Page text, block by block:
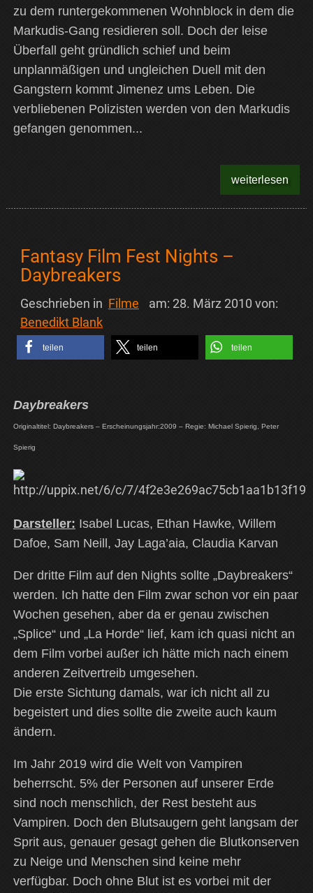
zu dem runtergekommenen Wohnblock in dem die
Markudis-Gang residieren soll. Doch der leise
Überfall geht gründlich schief und beim
unplanmäßigen und ungleichen Duell mit den
Gangstern kommt Jimenez ums Leben. Die
verbliebenen Polizisten werden von den Markudis
gefangen genommen...
weiterlesen
Fantasy Film Fest Nights –
Daybreakers
Geschrieben in Filme am: 28. März 2010 von:
Benedikt Blank
teilen teilen teilen
Daybreakers
Originaltitel: Daybreakers – Erscheinungsjahr:2009 – Regie: Michael Spierig, Peter
Spierig
Darsteller: Isabel Lucas, Ethan Hawke, Willem
Dafoe, Sam Neill, Jay Laga’aia, Claudia Karvan
Der dritte Film auf den Nights sollte „Daybreakers“
werden. Ich hatte den Film zwar schon vor ein paar
Wochen gesehen, aber da er genau zwischen
„Splice“ und „La Horde“ lief, kam ich quasi nicht an
dem Film vorbei außer ich hätte mich nach einem
anderen Zeitvertreib umgesehen.
Die erste Sichtung damals, war ich nicht all zu
begeistert und dies sollte die zweite auch kaum
ändern.
Im Jahr 2019 wird die Welt von Vampiren
beherrscht. 5% der Personen auf unserer Erde
sind noch menschlich, der Rest besteht aus
Vampiren. Doch den Blutsaugern geht langsam der
Sprit aus, genauer gesagt gehen die Blutkonserven
zu Neige und Menschen sind keine mehr
verfügbar. Doch ohne Blut ist es vorbei mit der